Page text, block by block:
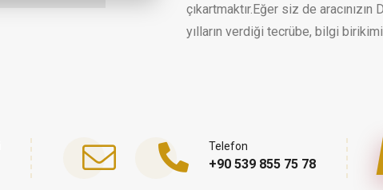
çıkartmaktır.Eğer siz de
yılların verdiği tecrübe, bilgi
Telefon
+90 539 855 75 78